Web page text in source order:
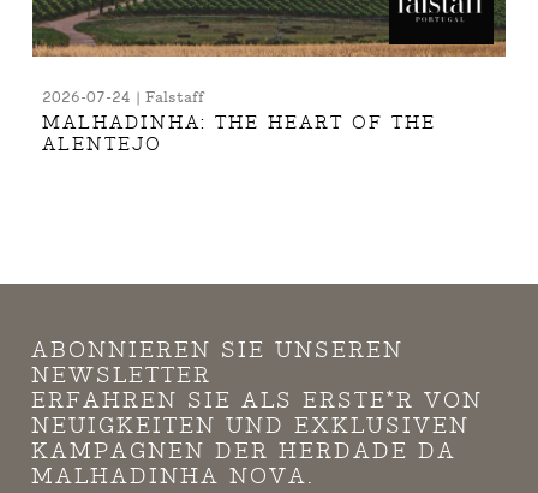
2026-07-24 | Falstaff
MALHADINHA: THE HEART OF THE
ALENTEJO
ABONNIEREN SIE UNSEREN
NEWSLETTER
ERFAHREN SIE ALS ERSTE*R VON
NEUIGKEITEN UND EXKLUSIVEN
KAMPAGNEN DER HERDADE DA
MALHADINHA NOVA.